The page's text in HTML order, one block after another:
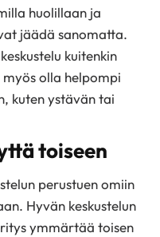
huolillaan ja
jäädä sanomatta.
kuitenkin
olla helpompi
kuten ystävän tai
toiseen
perustuen omiin
Hyvän keskustelun
ymmärtää toisen